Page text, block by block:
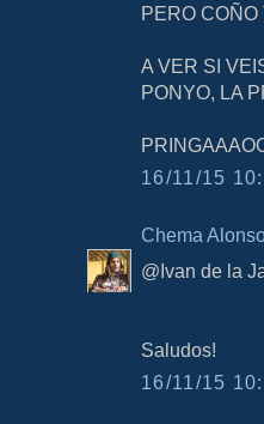
PERO
A VER SI
PONYO, LA
16/11/15
Chema
@Ivan de la
Saludos!
16/11/15